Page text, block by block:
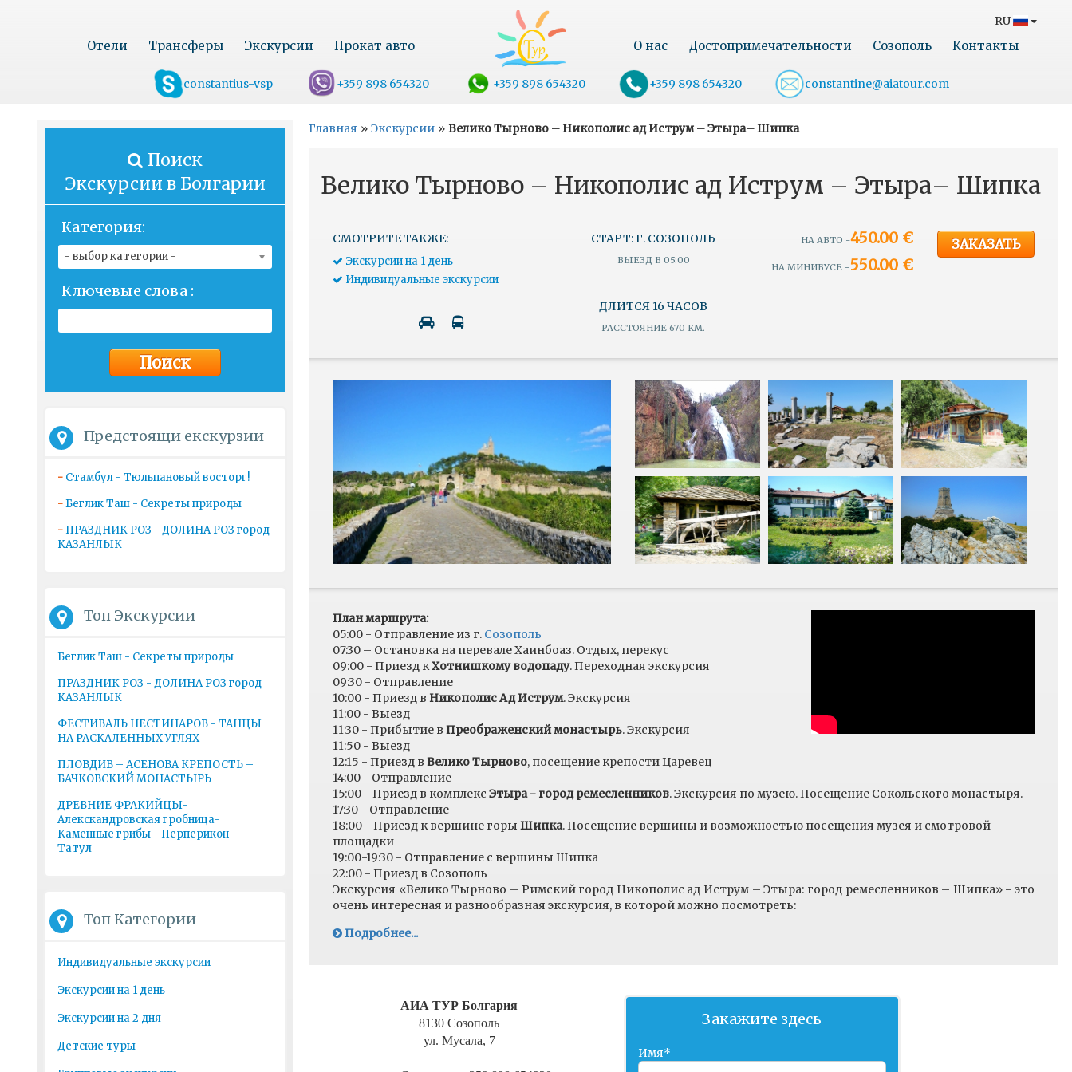
Отели Трансферы Экскурсии Прокат авто О нас Достопримечательности Созополь Контакты
RU
constantius-vsp +359 898 654320 +359 898 654320 +359 898 654320 constantine@aiatour.com
Поиск
Экскурсии в Болгарии
Категория:
- выбор категории -
Ключевые слова :
Предстоящи екскурзии
- Стамбул - Тюльпановый восторг!
-Беглик Таш - Секреты природы
-ПРАЗДНИК РОЗ - ДОЛИНА РОЗ город
КАЗАНЛЫК
Топ Экскурсии
Беглик Таш - Секреты природы
ПРАЗДНИК РОЗ - ДОЛИНА РОЗ город
КАЗАНЛЫК
ФЕСТИВАЛЬ НЕСТИНАРОВ - ТАНЦЫ
НА РАСКАЛЕННЫХ УГЛЯХ
ПЛОВДИВ – АСЕНОВА КРЕПОСТЬ –
БАЧКОВСКИЙ МОНАСТЬІРЬ
ДРЕВНИЕ ФРАКИЙЦЫ-
Алекскандровская гробница-
Каменные грибы - Перперикон -
Татул
Топ Категории
Индивидуальные экскурсии
Экскурсии на 1 день
Экскурсии на 2 дня
Детские туры
Главная » Экскурсии » Велико Тырново – Никополис ад Иструм – Этыра– Шипка
Велико Тырново – Никополис ад Иструм – Этыра– Шипка
СМОТРИТЕ ТАКЖЕ:
Экскурсии на 1 день
Индивидуальные экскурсии
СТАРТ: Г. СОЗОПОЛЬ
ВЫЕЗД В 05:00
ДЛИТСЯ 16 ЧАСОВ
РАССТОЯНИЕ 670 КМ.
НА АВТО -450.00 €
НА МИНИБУСЕ -550.00 €
ЗАКАЗАТЬ
План маршрута:
05:00 - Отправление из г. Созополь
07:30 – Остановка на перевале Хаинбоаз. Отдых, перекус
09:00 - Приезд кХотнишкому водопаду. Переходная экскурсия
09:30 - Отправление
10:00 - Приезд в Никополис Ад Иструм. Экскурсия
11:00 - Выезд
11:30 - Прибытие в Преображенский монастырь. Экскурсия
11:50 - Выезд
12:15 - Приезд в Велико Тырново, посещение крепости Царевец
14:00 - Отправление
15:00 - Приезд в комплекс Этыра - город ремесленников. Экскурсия по музею. Посещение Сокольского монастыря.
17:30 - Отправление
18:00 - Приезд к вершине горы Шипка. Посещение вершины и возможностью посещения музея и смотровой
площадки
19:00-19:30 - Отправление с вершины Шипка
22:00 - Приезд в Созополь
Экскурсия «Велико Тырново – Римский город Никополис ад Иструм – Этыра: город ремесленников – Шипка» - это
очень интересная и разнообразная экскурсия, в которой можно посмотреть:
• жизнь римлян и Римской империи на Балканском полуострове;
Маршрут можно видоизменять и подстраивать под самого требовательного клиента, и туристы сами определяют,
какие объекты хотят посетить и как долго хотят находится в этих местах.
Подробнее...
Закажите здесь
Имя*
АИА ТУРБолгария
8130 Созополь
ул. Мусала, 7